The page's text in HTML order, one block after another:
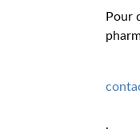
Pour
.